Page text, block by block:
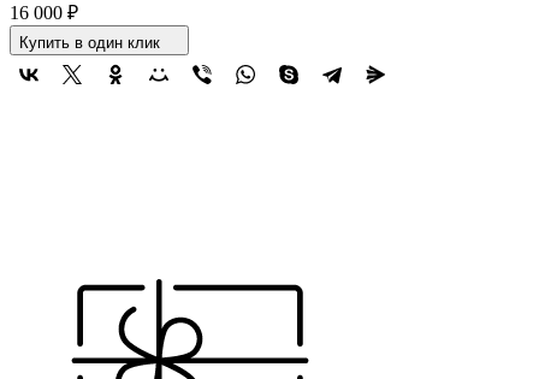
16 000 ₽
Купить в один клик